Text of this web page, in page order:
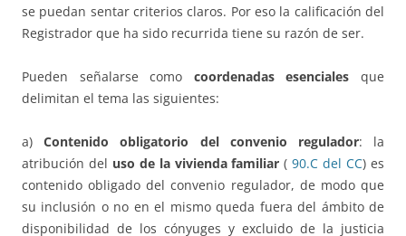
se puedan sentar criterios claros. Por eso la calificación del
Registrador que ha sido recurrida tiene su razón de ser.
Pueden señalarse como coordenadas esenciales que
delimitan el tema las siguientes:
a)Contenido obligatorio del convenio regulador: la
atribución del uso de la vivienda familiar ( 90.C del CC) es
contenido obligado del convenio regulador, de modo que
su inclusión o no en el mismo queda fuera del ámbito de
disponibilidad de los cónyuges y excluido de la justicia